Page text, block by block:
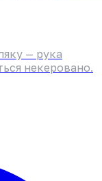
— рука
некеровано.